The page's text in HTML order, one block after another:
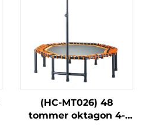
(HC-MT026) 48
tommer oktagon 4-